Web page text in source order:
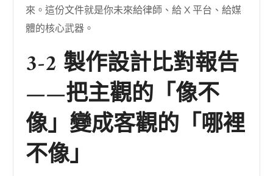
來。這份文件就是你未來給律師、給 X 平台、給媒
體的核心武器。
3-2 製作設計比對報告
——把主觀的「像不
像」變成客觀的「哪裡
不像」